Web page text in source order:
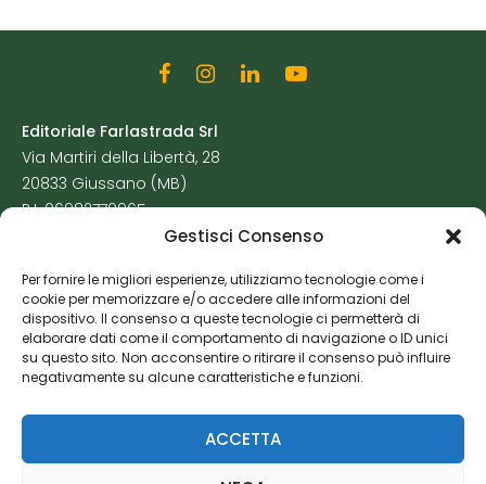
Gestisci Consenso
Per fornire le migliori esperienze, utilizziamo tecnologie come i
cookie per memorizzare e/o accedere alle informazioni del
dispositivo. Il consenso a queste tecnologie ci permetterà di
elaborare dati come il comportamento di navigazione o ID unici
su questo sito. Non acconsentire o ritirare il consenso può influire
negativamente su alcune caratteristiche e funzioni.
ACCETTA
Editoriale Farlastrada Srl
Via Martiri della Libertà, 28
20833 Giussano (MB)
P.I. 06982770965
Cookie Policy
Risorse Aggiuntive